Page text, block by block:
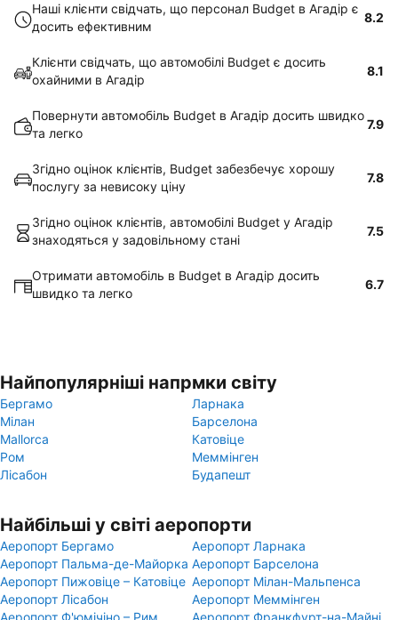
Наші клієнти свідчать, що персонал Budget в Агадір є
досить ефективним
8.2
Клієнти свідчать, що автомобілі Budget є досить
охайними в Агадір
8.1
Повернути автомобіль Budget в Агадір досить швидко
та легко
7.9
Згідно оцінок клієнтів, Budget забезбечує хорошу
послугу за невисоку ціну
7.8
Згідно оцінок клієнтів, автомобілі Budget у Агадір
знаходяться у задовільному стані
7.5
Отримати автомобіль в Budget в Агадір досить
швидко та легко
6.7
Найпопулярніші напрмки світу
Бергамо
Ларнака
Мілан
Барселона
Mallorca
Катовіце
Ром
Меммінген
Лісабон
Будапешт
Найбільші у світі аеропорти
Аеропорт Бергамо
Аеропорт Ларнака
Аеропорт Пальма-де-Майорка Аеропорт Барселона
Аеропорт Пижовіце – Катовіце Аеропорт Мілан-Мальпенса
Аеропорт Лісабон
Аеропорт Меммінген
Аеропорт Ф'юмічіно – Рим
Аеропорт Франкфурт-на-Майні